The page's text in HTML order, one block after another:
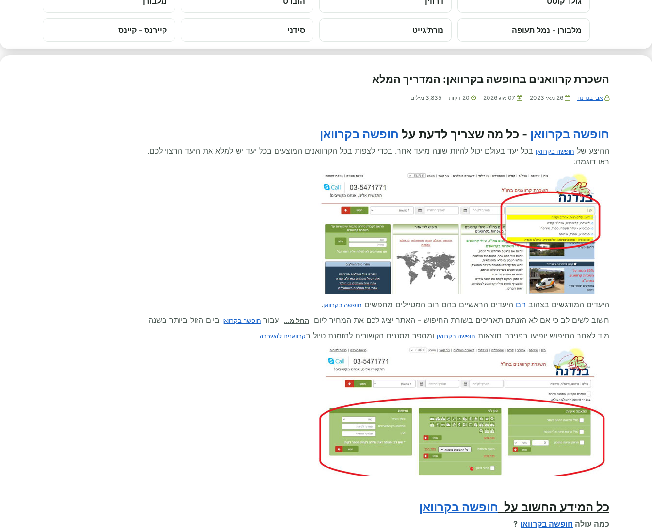
מלבורן - נמל תעופה נורת'גייט סידני קיירנס - קיינס
השכרת קרוואנים בחופשה בקרוואן: המדריך המלא
אבי בנדנה 26 מאי 2023 07 אוג 2026 20 דקות 3,835 מילים
חופשה בקרוואן - כל מה שצריך לדעת על חופשה בקרוואן
ההיצע של חופשה בקרוואן בכל יעד בעולם יכול להיות שונה מיעד אחר. בכדי לצפות בכל הקרוואנים המוצעים בכל יעד יש למלא את היעד הרצוי לכם.
ראו דוגמה:
היעדים המודגשים בצהוב הם היעדים הראשיים בהם רוב המטיילים מחפשים חופשה בקרוואן.
חשוב לשים לב כי אם לא הזנתם תאריכים בשורת החיפוש - האתר יציג לכם את המחיר ליום החל מ... עבור חופשה בקרוואן ביום הזול ביותר בשנה
מיד לאחר החיפוש יופיעו בפניכם תוצאות חופשה בקרוואן ומספר מסננים הקשורים להזמנת טיול בקרוואנים להשכרה.
כל המידע החשוב על חופשה בקרוואן
כמה עולה חופשה בקרוואן ?